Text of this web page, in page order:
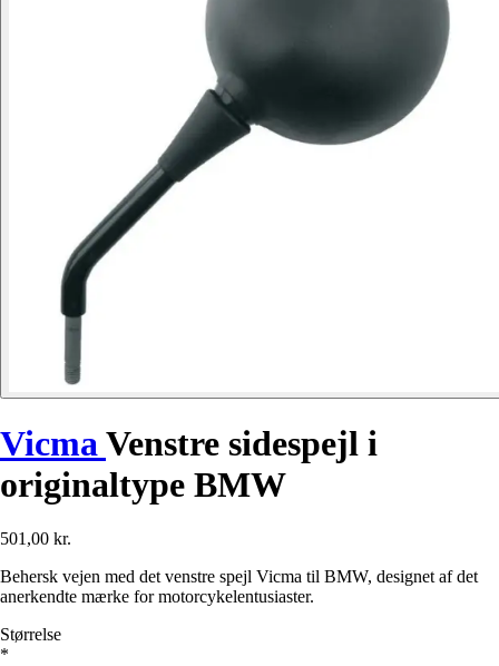
Vicma Venstre sidespejl i
originaltype BMW
501,00 kr.
Behersk vejen med det venstre spejl Vicma til BMW, designet af det
anerkendte mærke for motorcykelentusiaster.
Størrelse
*